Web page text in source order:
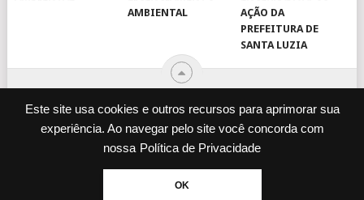
Este site usa cookies e outros recursos para aprimorar sua
experiência. Ao navegar pelo site você concorda com
nossa Política de Privacidade
OK
AMBIENTAL
AÇÃO DA
PREFEITURA DE
SANTA LUZIA